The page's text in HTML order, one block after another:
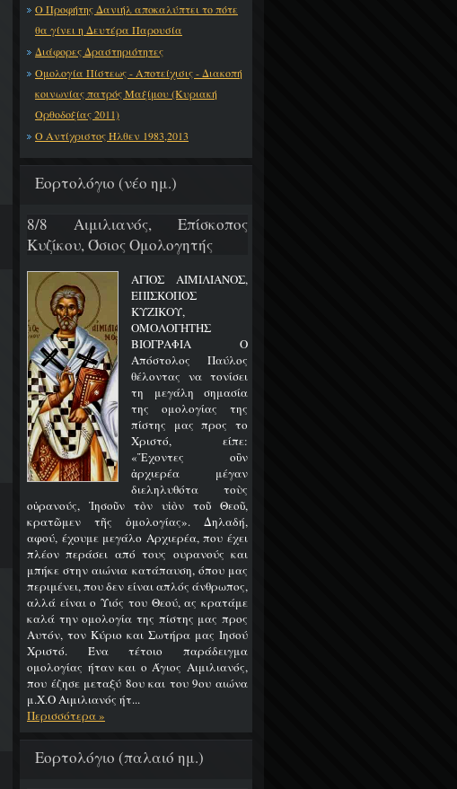
Ο Προφήτης Δανιήλ αποκαλύπτει το πότε
θα γίνει η Δευτέρα Παρουσία
Διάφορες Δραστηριότητες
Ομολογία Πίστεως - Αποτείχισις - Διακοπή
κοινωνίας πατρός Μαξίμου (Κυριακή
Ορθοδοξίας 2011)
Ο Αντίχριστος Ήλθεν 1983,2013
Εορτολόγιο (νέο ημ.)
8/8 Αιμιλιανός, Επίσκοπος
Κυζίκου, Όσιος Ομολογητής
ΑΓΙΟΣ ΑΙΜΙΛΙΑΝΟΣ,
ΕΠΙΣΚΟΠΟΣ
ΚΥΖΙΚΟΥ,
ΟΜΟΛΟΓΗΤΗΣ
ΒΙΟΓΡΑΦΙΑ Ο
Απόστολος Παύλος
θέλοντας να τονίσει
τη μεγάλη σημασία
της ομολογίας της
πίστης μας προς το
Χριστό, είπε:
«Ἔχοντες οὒν
ἀρχιερέα μέγαν
διεληλυθότα τοὺς
οὐρανούς, Ἰησοῦν τὸν υἱὸν τοῦ Θεοῦ,
κρατῶμεν τῆς ὁμολογίας». Δηλαδή,
αφού, έχουμε μεγάλο Αρχιερέα, που έχει
πλέον περάσει από τους ουρανούς και
μπήκε στην αιώνια κατάπαυση, όπου μας
περιμένει, που δεν είναι απλός άνθρωπος,
αλλά είναι ο Υιός του Θεού, ας κρατάμε
καλά την ομολογία της πίστης μας προς
Αυτόν, τον Κύριο και Σωτήρα μας Ιησού
Χριστό. Ένα τέτοιο παράδειγμα
ομολογίας ήταν και ο Άγιος Αιμιλιανός,
που έζησε μεταξύ 8ου και του 9ου αιώνα
μ.Χ.Ο Αιμιλιανός ήτ...
Περισσότερα »
Εορτολόγιο (παλαιό ημ.)